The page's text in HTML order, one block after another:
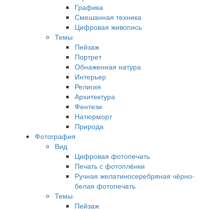
Графика
Смешанная техника
Цифровая живопись
Темы
Пейзаж
Портрет
Обнаженная натура
Интерьер
Религия
Архитектура
Фентези
Натюрморт
Природа
Фотография
Вид
Цифровая фотопечать
Печать с фотоплёнки
Ручная желатиносеребряная чёрно-
белая фотопечать
Темы
Пейзаж